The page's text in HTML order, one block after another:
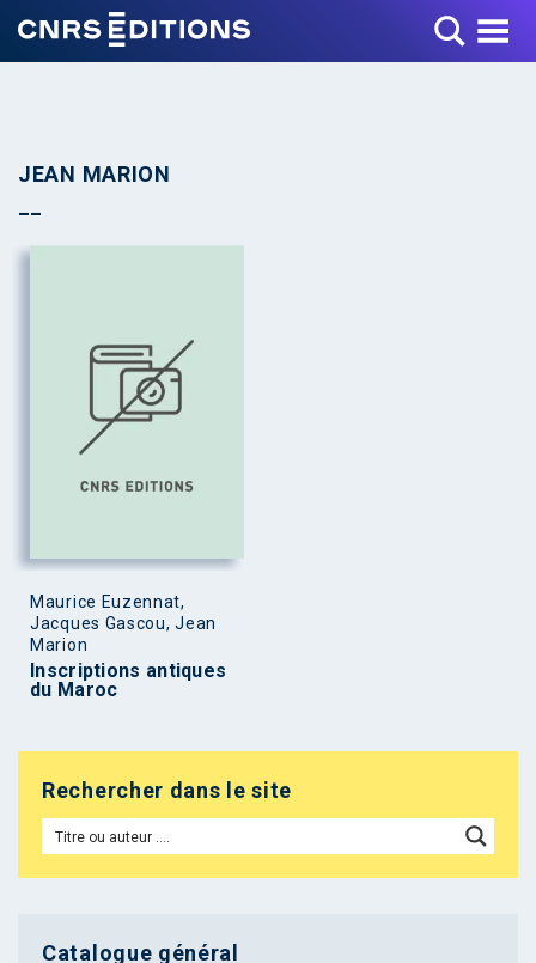
Toggle Menu
JEAN MARION
Maurice Euzennat,
Jacques Gascou, Jean
Marion
Inscriptions antiques
du Maroc
Rechercher dans le site
Catalogue général